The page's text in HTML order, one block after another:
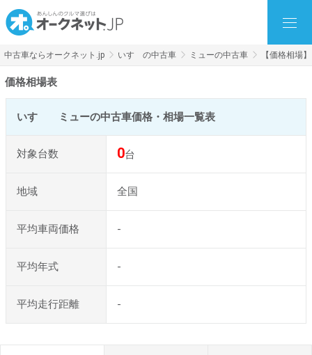
中古車ならオークネット.jp いすゞの中古車 ミューの中古車 【価格相場
価格相場表
いすゞ ミューの中古車価格・相場一覧表
対象台数 0台
地域 全国
平均車両価格 -
平均年式 -
平均走行距離 -